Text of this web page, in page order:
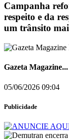
Campanha
respeito e da
um trânsito
Gazeta Magazine...
05/06/2026 09:04
Publicidade